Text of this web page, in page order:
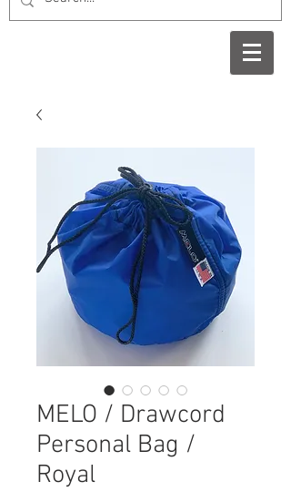
MELO / Drawcord
Personal Bag /
Royal